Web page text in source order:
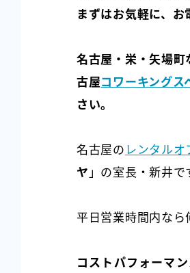
まずはお気軽に、お
名古屋・栄・矢場町
古屋コワーキングス
さい。
名古屋の レンタルオ
ヤ 」の室長・新井で
平日営業時間内なら
コストパフォーマ